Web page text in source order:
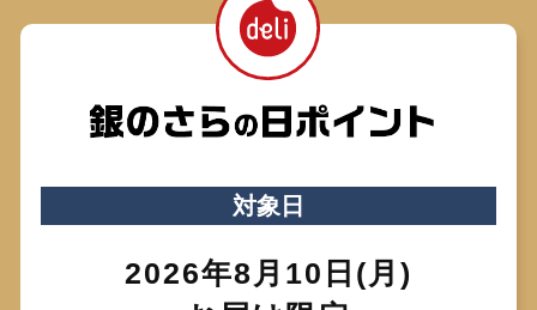
対象日
2026年8月10日(月)